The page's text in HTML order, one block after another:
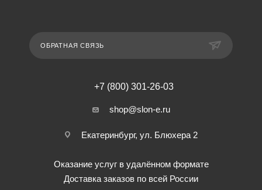
ОБРАТНАЯ СВЯЗЬ
+7 (800) 301-26-03
shop@slon-e.ru
Екатеринбург, ул. Блюхера 2
Оказание услуг в удалённом формате
Доставка заказов по всей России